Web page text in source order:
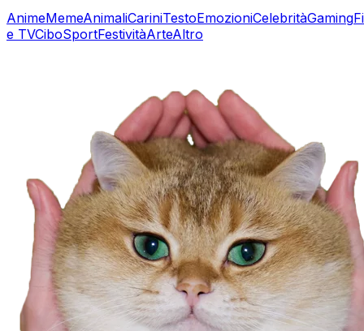
AnimeMemeAnimaliCariniTestoEmozioniCelebritàGaming
e TVCiboSportFestivitàArteAltro